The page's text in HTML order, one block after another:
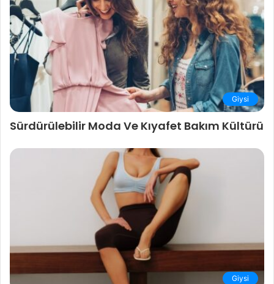
Giysi
Sürdürülebilir Moda Ve Kıyafet Bakım Kültürü
Giysi